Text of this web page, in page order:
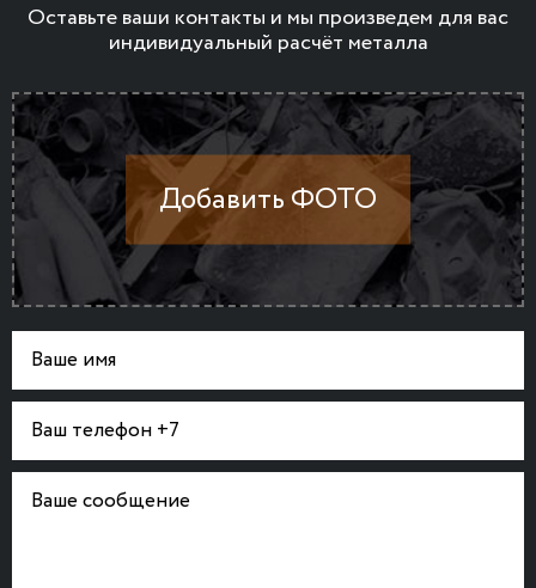
Оставьте ваши контакты и мы произведем для вас
индивидуальный расчёт металла